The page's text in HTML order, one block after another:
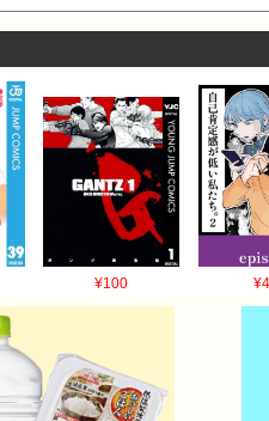
に適さない。出稼ぎや移住する
。第２の都市ミンデロは補給港で
¥100